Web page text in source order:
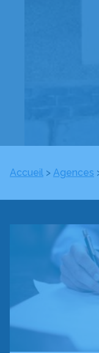
Accueil > Agences